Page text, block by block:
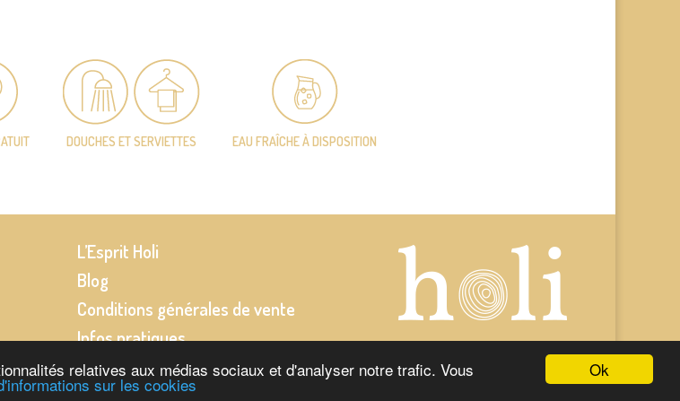
Ok
relatives aux médias sociaux et d'analyser notre trafic. Vous
sur les cookies
DOUCHES ET SERVIETTES EAU FRAÎCHEÀ DISPOSITION
L’Esprit Holi
Blog
Conditions générales de vente
Infos pratiques